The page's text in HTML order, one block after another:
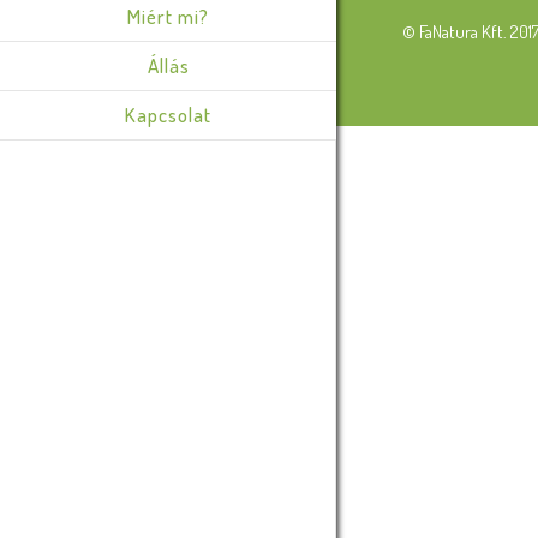
Miért mi?
Állás
Kapcsolat
© FaNatura Kft.